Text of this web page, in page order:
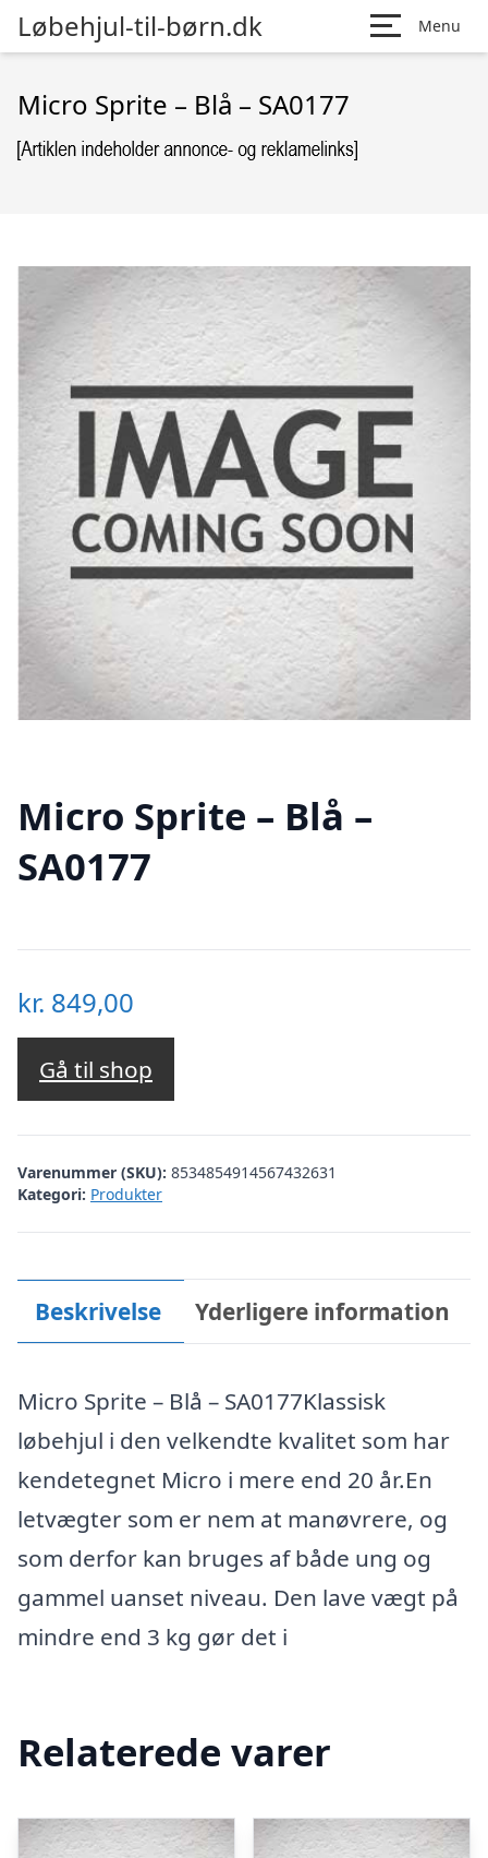
Løbehjul-til-børn.dk Menu
Micro Sprite – Blå – SA0177
Micro Sprite – Blå –
SA0177
kr. 849,00
Gå til shop
Varenummer (SKU): 8534854914567432631
Kategori: Produkter
Beskrivelse Yderligere information
Micro Sprite – Blå – SA0177Klassisk
løbehjul i den velkendte kvalitet som har
kendetegnet Micro i mere end 20 år.En
letvægter som er nem at manøvrere, og
som derfor kan bruges af både ung og
gammel uanset niveau. Den lave vægt på
mindre end 3 kg gør det i
Relaterede varer